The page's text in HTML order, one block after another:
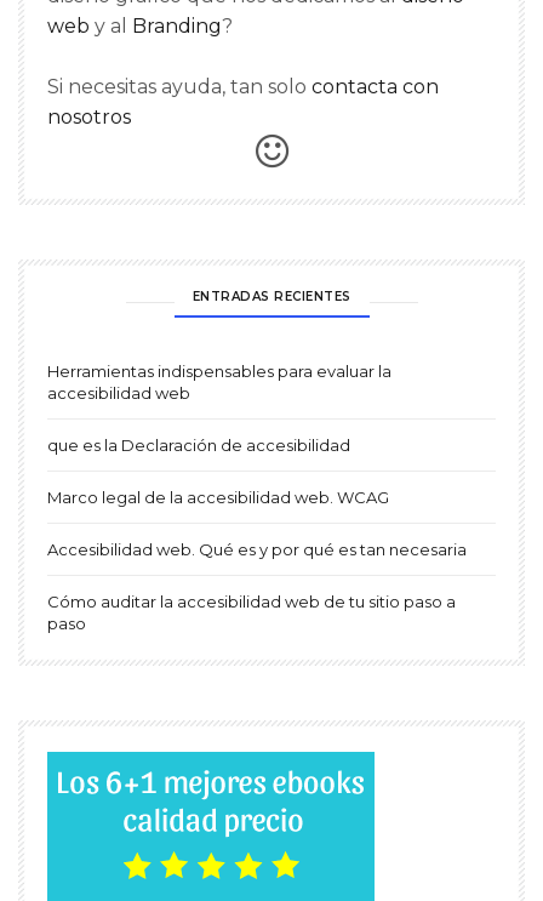
web y al Branding?
Si necesitas ayuda, tan solo contacta con
nosotros
ENTRADAS RECIENTES
Herramientas indispensables para evaluar la
accesibilidad web
que es la Declaración de accesibilidad
Marco legal de la accesibilidad web. WCAG
Accesibilidad web. Qué es y por qué es tan necesaria
Cómo auditar la accesibilidad web de tu sitio paso a
paso